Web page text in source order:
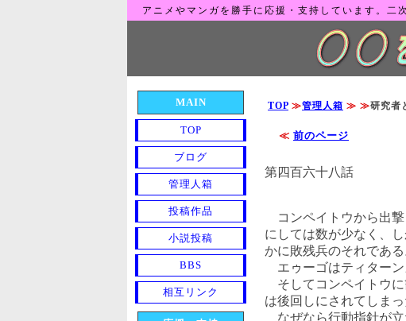
アニメやマンガを勝手に応援・支持しています。二
TOP ≫管理人箱 ≫ ≫研究者
≪ 前のページ
第四百六十八話
コンペイトウから出撃
にしては数が少なく、
かに敗残兵のそれである
エゥーゴはティターン
そしてコンペイトウに
は後回しにされてしまっ
なぜなら行動指針が立
MAIN
TOP
ブログ
管理人箱
投稿作品
小説投稿
BBS
相互リンク